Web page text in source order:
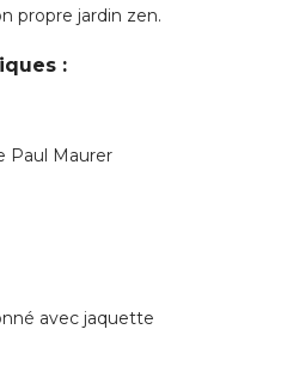
propre jardin zen.
:
Paul Maurer
avec jaquette